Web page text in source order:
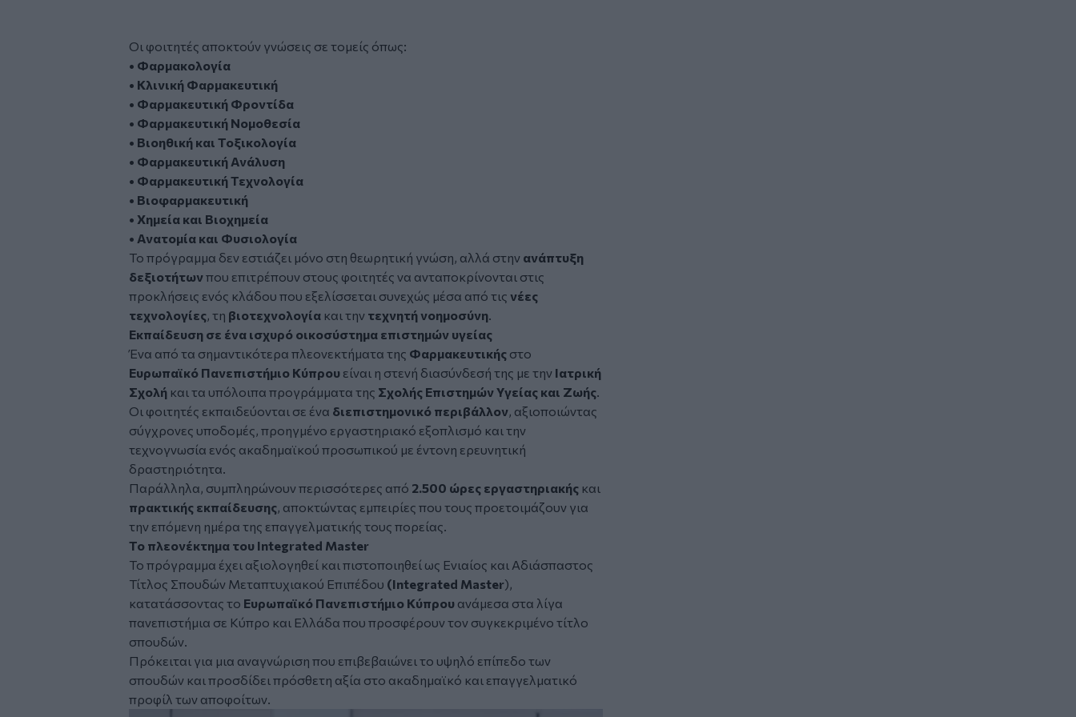
Οι φοιτητές αποκτούν γνώσεις σε τομείς όπως:
• Φαρμακολογία
• Κλινική Φαρμακευτική
• Φαρμακευτική Φροντίδα
• Φαρμακευτική Νομοθεσία
• Βιοηθική και Τοξικολογία
• Φαρμακευτική Ανάλυση
• Φαρμακευτική Τεχνολογία
• Βιοφαρμακευτική
• Χημεία και Βιοχημεία
• Ανατομία και Φυσιολογία
Το πρόγραμμα δεν εστιάζει μόνο στη θεωρητική γνώση, αλλά στην ανάπτυξη
δεξιοτήτωνπου επιτρέπουν στους φοιτητές να ανταποκρίνονται στις
προκλήσεις ενός κλάδου που εξελίσσεται συνεχώς μέσα από τις νέες
τεχνολογίες, τη βιοτεχνολογία και την τεχνητή νοημοσύνη.
Εκπαίδευση σε ένα ισχυρό οικοσύστημα επιστημών υγείας
Ένα από τα σημαντικότερα πλεονεκτήματα της Φαρμακευτικής στο
Ευρωπαϊκό Πανεπιστήμιο Κύπρου είναι η στενή διασύνδεσή της με την Ιατρική
Σχολή και τα υπόλοιπα προγράμματα της Σχολής Επιστημών Υγείας και Ζωής.
Οι φοιτητές εκπαιδεύονται σε ένα διεπιστημονικό περιβάλλον, αξιοποιώντας
σύγχρονες υποδομές, προηγμένο εργαστηριακό εξοπλισμό και την
τεχνογνωσία ενός ακαδημαϊκού προσωπικού με έντονη ερευνητική
δραστηριότητα.
Παράλληλα, συμπληρώνουν περισσότερες από 2.500 ώρες εργαστηριακής και
πρακτικής εκπαίδευσης, αποκτώντας εμπειρίες που τους προετοιμάζουν για
την επόμενη ημέρα της επαγγελματικής τους πορείας.
Το πλεονέκτημα του Integrated Master
Το πρόγραμμα έχει αξιολογηθεί και πιστοποιηθεί ως Ενιαίος και Αδιάσπαστος
Τίτλος Σπουδών Μεταπτυχιακού Επιπέδου (Integrated Master),
κατατάσσοντας το Ευρωπαϊκό Πανεπιστήμιο Κύπρου ανάμεσα στα λίγα
πανεπιστήμια σε Κύπρο και Ελλάδα που προσφέρουν τον συγκεκριμένο τίτλο
σπουδών.
Πρόκειται για μια αναγνώριση που επιβεβαιώνει το υψηλό επίπεδο των
σπουδών και προσδίδει πρόσθετη αξία στο ακαδημαϊκό και επαγγελματικό
προφίλ των αποφοίτων.